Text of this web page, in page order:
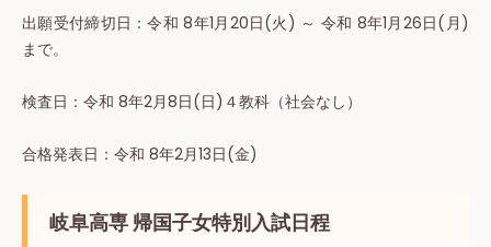
出願受付締切⽇：令和 8年1月20日(火) ～ 令和 8年1月26日(月)
まで。
検査⽇：令和 8年2月8日(日)４教科（社会なし）
合格発表⽇：令和 8年2月13日(金)
岐阜高専 帰国子女特別入試日程